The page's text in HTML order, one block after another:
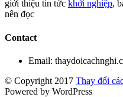
giới thiệu tin tức khởi nghiệp,
nên đọc
Contact
Email:
© Copyright 2017 Thay đổi
Powered by WordPress